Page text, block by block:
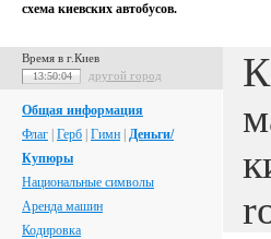
схема киевских автобусов.
Время в г.Киев
13:50:05 другой город
Общая информация
Флаг Герб Гимн Деньги/
Купюры
Национальные символы
Аренда машин
Кодировка